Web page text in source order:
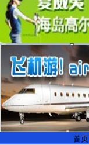
首页